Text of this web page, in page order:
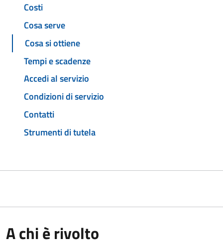
Costi
Cosa serve
Cosa si ottiene
Tempi e scadenze
Accedi al servizio
Condizioni di servizio
Contatti
Strumenti di tutela
A chi è rivolto